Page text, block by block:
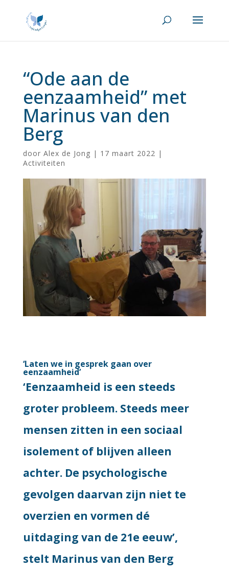
“Ode aan de
eenzaamheid” met
Marinus van den
Berg
door Alex de Jong | 17 maart 2022 |
Activiteiten
‘Laten we in gesprek gaan over
eenzaamheid’
‘Eenzaamheid is een steeds
groter probleem. Steeds meer
mensen zitten in een sociaal
isolement of blijven alleen
achter. De psychologische
gevolgen daarvan zijn niet te
overzien en vormen dé
uitdaging van de 21e eeuw’,
stelt Marinus van den Berg